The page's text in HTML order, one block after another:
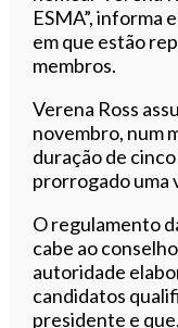
ESMA”, informa
em que estão
membros.
Verena Ross
novembro, num
duração de
prorrogado uma
O regulamento
cabe ao
autoridade
candidatos
presidente e